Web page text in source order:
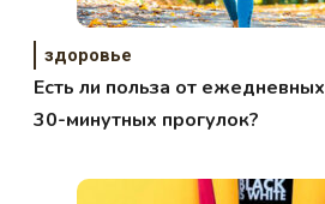
здоровье
Есть ли польза от ежедневных
30-минутных прогулок?